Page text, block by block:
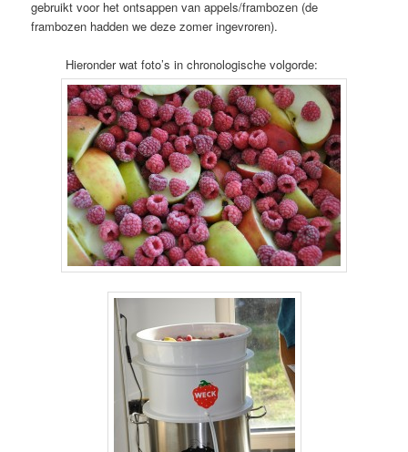
gebruikt voor het ontsappen van appels/frambozen (de
frambozen hadden we deze zomer ingevroren).
Hieronder wat foto’s in chronologische volgorde: